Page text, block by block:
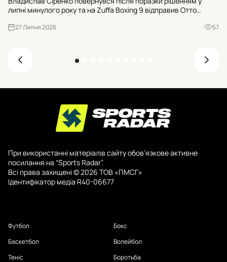
липні минулого року та на Zuffa Boxing 9 відправив Отто
27 Липня 2026 57
При використанні матеріалів сайту обов’язкове активне
посилання на “Sports Radar”.
Всі права захищені © 2026 ТОВ «ПМСГ»
Ідентифікатор медіа R40-06677
Футбол
Баскетбол
Теніс
Бокс
Волейбол
Боротьба